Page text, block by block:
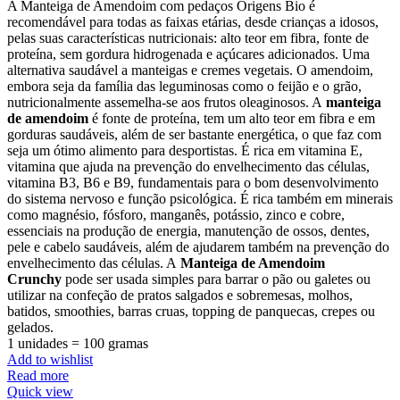
A Manteiga de Amendoim com pedaços Origens Bio é
recomendável para todas as faixas etárias, desde crianças a idosos,
pelas suas características nutricionais: alto teor em fibra, fonte de
proteína, sem gordura hidrogenada e açúcares adicionados. Uma
alternativa saudável a manteigas e cremes vegetais. O amendoim,
embora seja da família das leguminosas como o feijão e o grão,
nutricionalmente assemelha-se aos frutos oleaginosos. A manteiga
de amendoim é fonte de proteína, tem um alto teor em fibra e em
gorduras saudáveis, além de ser bastante energética, o que faz com
seja um ótimo alimento para desportistas. É rica em vitamina E,
vitamina que ajuda na prevenção do envelhecimento das células,
vitamina B3, B6 e B9, fundamentais para o bom desenvolvimento
do sistema nervoso e função psicológica. É rica também em minerais
como magnésio, fósforo, manganês, potássio, zinco e cobre,
essenciais na produção de energia, manutenção de ossos, dentes,
pele e cabelo saudáveis, além de ajudarem também na prevenção do
envelhecimento das células. A Manteiga de Amendoim
Crunchy pode ser usada simples para barrar o pão ou galetes ou
utilizar na confeção de pratos salgados e sobremesas, molhos,
batidos, smoothies, barras cruas, topping de panquecas, crepes ou
gelados.
1 unidades = 100 gramas
Add to wishlist
Read more
Quick view